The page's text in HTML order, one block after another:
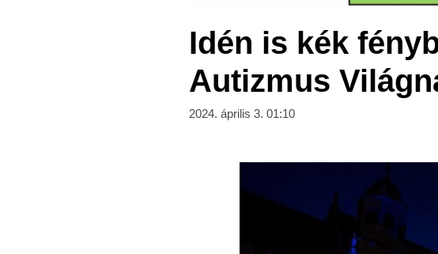
Idén is kék
Autizmus
2024. április 3. 01:10